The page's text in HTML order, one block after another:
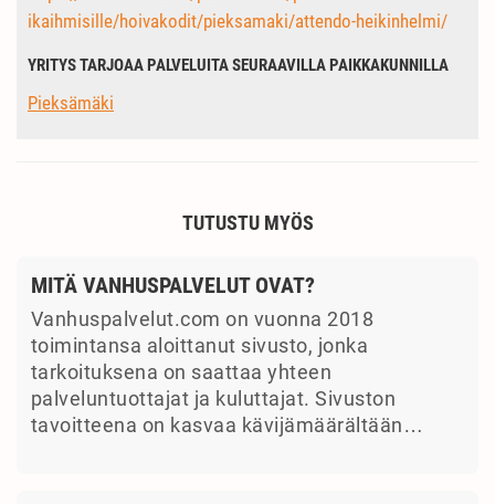
ikaihmisille/hoivakodit/pieksamaki/attendo-heikinhelmi/
YRITYS TARJOAA PALVELUITA SEURAAVILLA PAIKKAKUNNILLA
Pieksämäki
TUTUSTU MYÖS
MITÄ VANHUSPALVELUT OVAT?
Vanhuspalvelut.com on vuonna 2018
toimintansa aloittanut sivusto, jonka
tarkoituksena on saattaa yhteen
palveluntuottajat ja kuluttajat. Sivuston
tavoitteena on kasvaa kävijämäärältään…